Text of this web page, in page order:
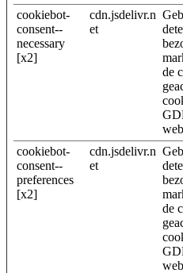
cookiebot-
consent--
necessary
[x2]
cdn.jsdelivr.n
et
de
cookiebot-
consent--
preferences
[x2]
cdn.jsdelivr.n
et
de